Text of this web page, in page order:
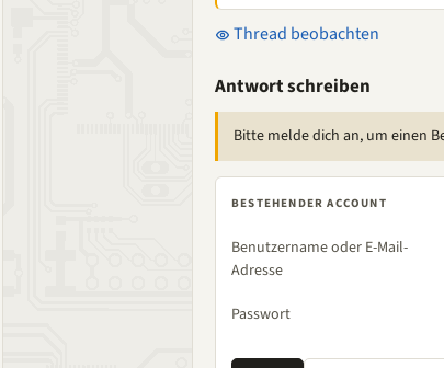
Thread beobachten
Antwort schreiben
Bitte melde dich an, um einen
BESTEHENDER ACCOUNT
Benutzername oder E-Mail-
Adresse
Passwort